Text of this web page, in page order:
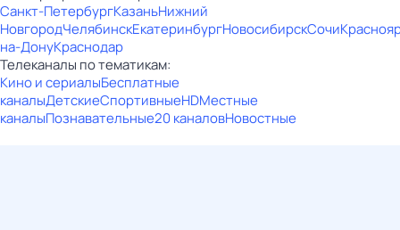
Санкт-ПетербургКазаньНижний
НовгородЧелябинскЕкатеринбургНовосибирскСочи
на-ДонуКраснодар
Телеканалы по тематикам:
Кино и сериалыБесплатные
каналыДетскиеСпортивныеHDМестные
каналыПознавательные20 каналовНовостные